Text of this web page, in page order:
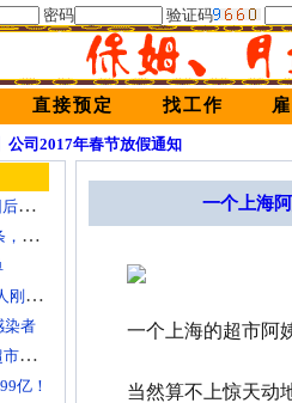
密码 验证码
直接预定 找工作
公司2017年春节放假通知
“投降式”睡觉很常见，知道原因后，家长别再把宝宝胳膊拿下来了
1950年，一地主家搜出百元欠条，署名是朱德，朱老总：接他来北京
MU5735坠毁132人遇难：有的人刚领证，有的人将结婚……
染者
一个上海阿姨，带火了大润发超市最隐秘的职业：你的苟且，正在成为别人的红利
亿！
一个上海
一个上海的超市阿
当然算不上惊天动